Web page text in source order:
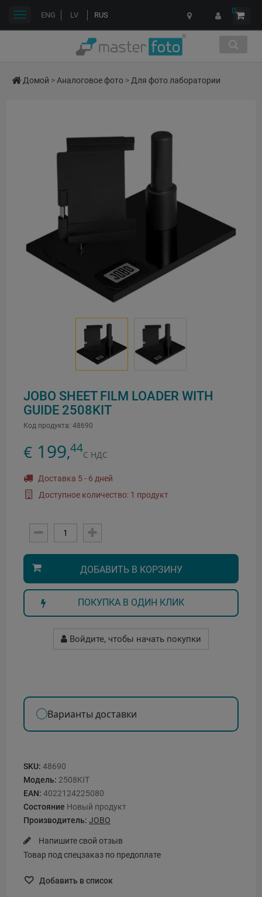
ENG LV RUS 0
Переключить
Домой >Аналоговое фото >Для фото лаборатории
JOBO SHEET FILM LOADER WITH
GUIDE 2508KIT
Код продукта: 48690
€ 199,44С НДС
Доставка 5 - 6 дней
Доступное количество: 1 продукт
ДОБАВИТЬ В КОРЗИНУ
ПОКУПКА В ОДИН КЛИК
Войдите, чтобы начать покупки
Варианты доставки
SKU: 48690
Модель: 2508KIT
EAN: 4022124225080
Состояние Новый продукт
Производитель: JOBO
Напишите свой отзыв
Товар под спецзаказ по предоплате
Добавить в список